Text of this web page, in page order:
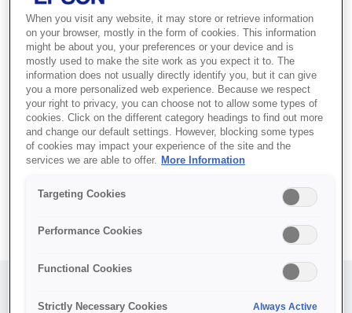
כאשר שוקלים איזו מדפסת לקנות, הבנת סוג ראש ההדפסה יכול לסייע
בקבלת החלטה מושכלת. קיימים שני סוגים עיקריים של טכנולוגיית ראש
הדפסה, המשתמשים בחום או באלמנט Piezo. כל המדפסות של
Epson עושות שימוש ב-Piezo מכיוון שאנחנו סבורים שיש לו את
הביצועים הטובים ביותר.
הופעת הבכורה של טכנולוגיית Micro Piezo הייתה בשנת 1993. לא רק
שטכנולוגיה ניצבה רק בחזית המתקדמת של ראשי ההדפסה במדפסות
הזרקת דיו של Epson, אלא שהיא הניחה את הבסיס המאתגר לכל
הייחודית ל- Epson, מספקת איכות הדפסה מעולה, והמתחרים שלנו
זאת כמובן הדעה שלנו - אבל בוא וראה בהמשך מה הופך אותה לכל-כך
When you visit any website, it may store or retrieve information
on your browser, mostly in the form of cookies. This information
might be about you, your preferences or your device and is
mostly used to make the site work as you expect it to. The
information does not usually directly identify you, but it can give
you a more personalized web experience. Because we respect
your right to privacy, you can choose not to allow some types of
cookies. Click on the different category headings to find out more
and change our default settings. However, blocking some types
of cookies may impact your experience of the site and the
services we are able to offer. More Information
Targeting Cookies
Performance Cookies
Functional Cookies
Strictly Necessary Cookies Always Active